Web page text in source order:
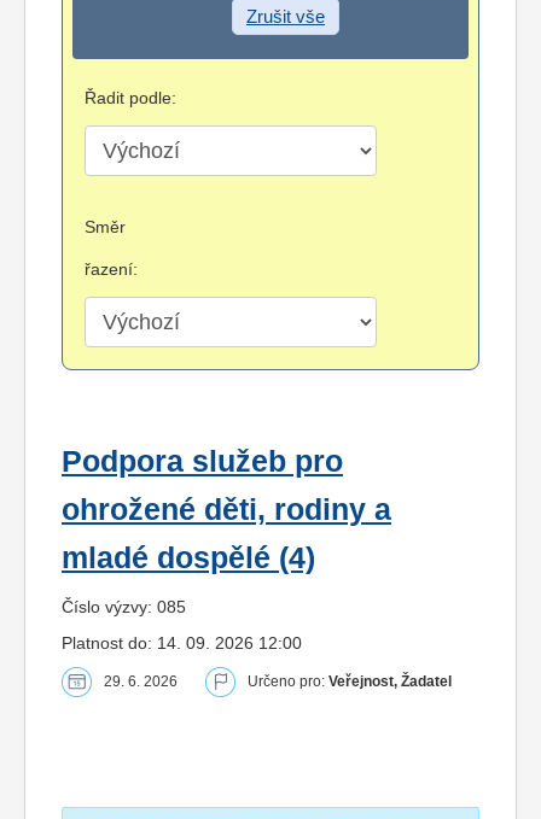
Zrušit vše
Řadit podle:
Směr
řazení:
Podpora služeb pro
ohrožené děti, rodiny a
mladé dospělé (4)
Číslo výzvy: 085
Platnost do: 14. 09. 2026 12:00
29. 6. 2026 Určeno pro: Veřejnost, Žadatel